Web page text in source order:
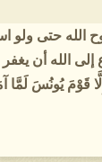
الله حتى
إلى الله أن
قَوْمَ يُونُسَ